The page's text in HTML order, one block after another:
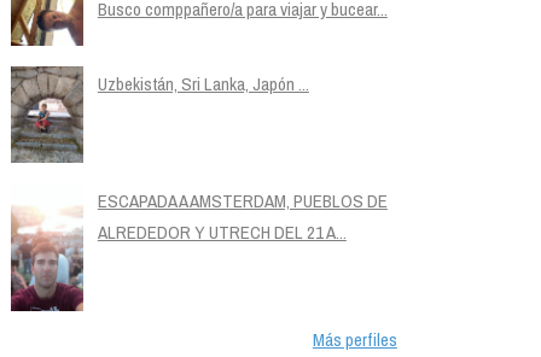
Busco comppañero/a para viajar y bucear...
Uzbekistán, Sri Lanka, Japón ...
ESCAPADA A AMSTERDAM, PUEBLOS DE
ALREDEDOR Y UTRECH DEL 21 A...
Más perfiles